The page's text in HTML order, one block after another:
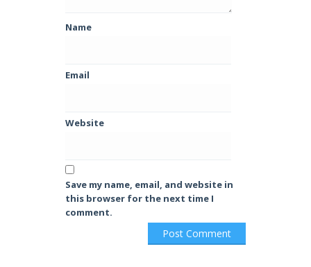
Name
Email
Website
Save my name, email, and website in
this browser for the next time I
comment.